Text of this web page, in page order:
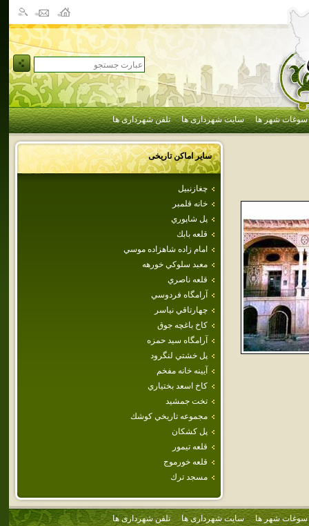
سوغات شهر ها سایت شهرداری ها تلفن شهرداری ها
سایر اماکن تاریخی
چغازنبيل
خانه قلمبر
پل‌ شاپوري‌
قلعه بابك
امام‌ زاده‌ شاهزاده‌ موسي‌
معبد سلوكي‌ خورهه‌
قلعه ناصري
آرامگاه فردوسي
چهارتاقي نياسر
كاخ باغچه جوق
آرامگاه سيد حمزه
پل خشتي لنگرود
آيينه خانه مفخم
كاخ اسعد بختياري
تخت جمشيد
مجموعه تاريخي كوشك
پل كشكان
قلعه تيمور
قلعه خورموج
مسجد ترك
سوغات شهر ها سایت شهرداری ها تلفن شهرداری ها